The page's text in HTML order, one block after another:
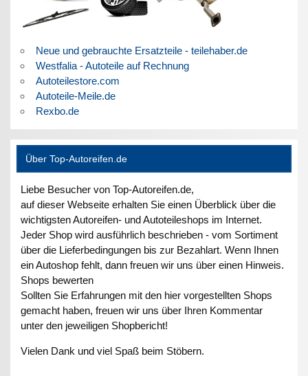
Neue und gebrauchte Ersatzteile - teilehaber.de
Westfalia - Autoteile auf Rechnung
Autoteilestore.com
Autoteile-Meile.de
Rexbo.de
Über Top-Autoreifen.de
Liebe Besucher von Top-Autoreifen.de,
auf dieser Webseite erhalten Sie einen Überblick über die
wichtigsten Autoreifen- und Autoteileshops im Internet.
Jeder Shop wird ausführlich beschrieben - vom Sortiment
über die Lieferbedingungen bis zur Bezahlart. Wenn Ihnen
ein Autoshop fehlt, dann freuen wir uns über einen Hinweis.
Shops bewerten
Sollten Sie Erfahrungen mit den hier vorgestellten Shops
gemacht haben, freuen wir uns über Ihren Kommentar
unter den jeweiligen Shopbericht!
Vielen Dank und viel Spaß beim Stöbern.